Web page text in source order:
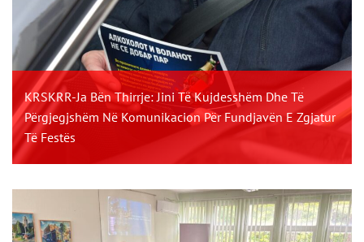
KRSKRR-Ja Bën Thirrje: Jini Të Kujdesshëm Dhe Të
Përgjegjshëm Në Komunikacion Për Fundjavën E Zgjatur
Të Festës